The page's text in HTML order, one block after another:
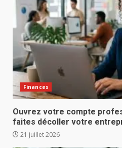
Finances
Ouvrez votre compte
faites décoller votre
21 juillet 2026